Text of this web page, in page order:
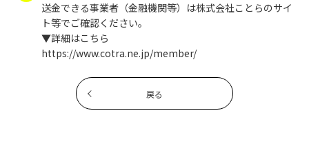
送金できる事業者（金融機関等）は株式会社ことらのサイ
ト等でご確認ください。
▼詳細はこちら
https://www.cotra.ne.jp/member/
戻る